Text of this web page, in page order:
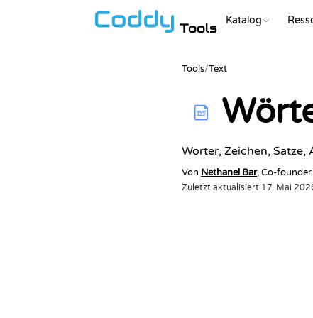
Tools Katalog
Tools/Text
123
Wörter, Zeichen, Sätze,
Von Nethanel Bar, Co-founder
Zuletzt aktualisiert 17. Mai